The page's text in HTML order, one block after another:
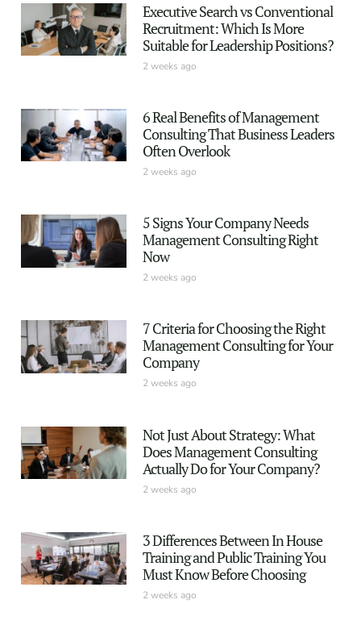
Executive Search vs Conventional
Recruitment: Which Is More
Suitable for Leadership Positions?
2 weeks ago
6 Real Benefits of Management
Consulting That Business Leaders
Often Overlook
2 weeks ago
5 Signs Your Company Needs
Management Consulting Right
Now
2 weeks ago
7 Criteria for Choosing the Right
Management Consulting for Your
Company
2 weeks ago
Not Just About Strategy: What
Does Management Consulting
Actually Do for Your Company?
2 weeks ago
3 Differences Between In House
Training and Public Training You
Must Know Before Choosing
2 weeks ago